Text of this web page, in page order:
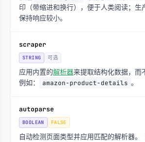
印（带缩进和换行），便于人类阅读；生
保持响应较小。
scraper
STRING 可选
应用内置的解析器来提取结构化数据，而
例如：
amazon-product-details 。
autoparse
BOOLEAN FALSE
自动检测页面类型并应用匹配的解析器。